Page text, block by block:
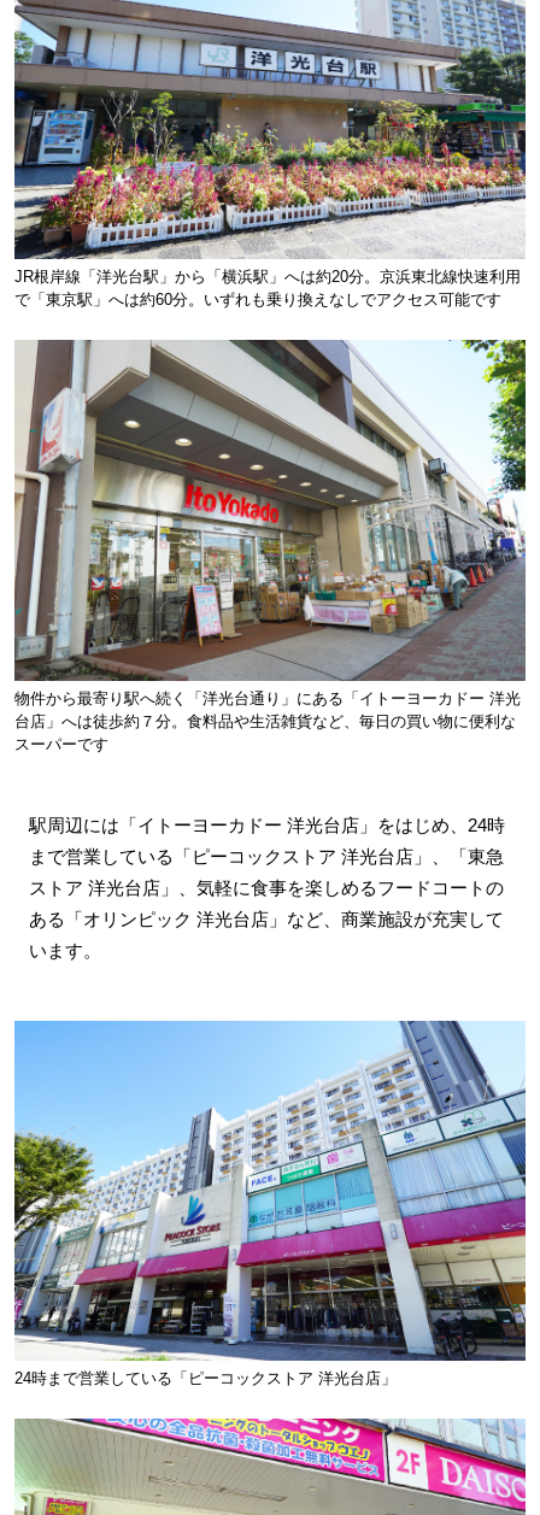
JR根岸線「洋光台駅」から「横浜駅」へは約20分。京浜東北線快速利用
で「東京駅」へは約60分。いずれも乗り換えなしでアクセス可能です
物件から最寄り駅へ続く「洋光台通り」にある「イトーヨーカドー 洋光
台店」へは徒歩約７分。食料品や生活雑貨など、毎日の買い物に便利な
スーパーです
駅周辺には「イトーヨーカドー 洋光台店」をはじめ、24時
まで営業している「ピーコックストア 洋光台店」、「東急
ストア 洋光台店」、気軽に食事を楽しめるフードコートの
ある「オリンピック 洋光台店」など、商業施設が充実して
います。
24時まで営業している「ピーコックストア 洋光台店」